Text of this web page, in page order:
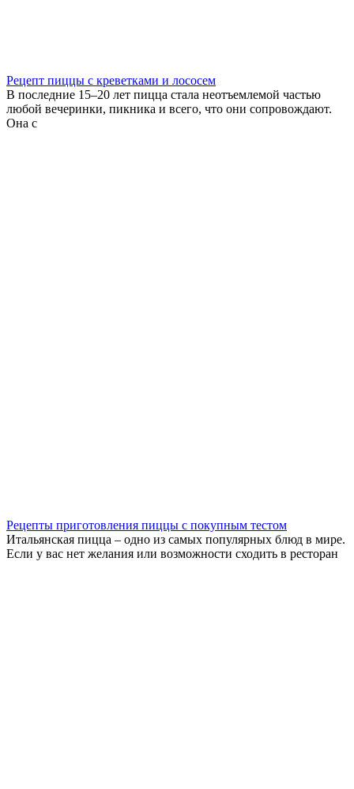
Рецепт пиццы с креветками и лососем
В последние 15–20 лет пицца стала неотъемлемой частью
любой вечеринки, пикника и всего, что они сопровождают.
Она с
Рецепты приготовления пиццы с покупным тестом
Итальянская пицца – одно из самых популярных блюд в мире.
Если у вас нет желания или возможности сходить в ресторан